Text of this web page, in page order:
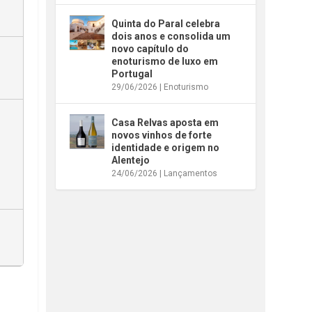
Quinta do Paral celebra
dois anos e consolida um
novo capítulo do
enoturismo de luxo em
Portugal
29/06/2026 | Enoturismo
Casa Relvas aposta em
novos vinhos de forte
identidade e origem no
Alentejo
24/06/2026 | Lançamentos